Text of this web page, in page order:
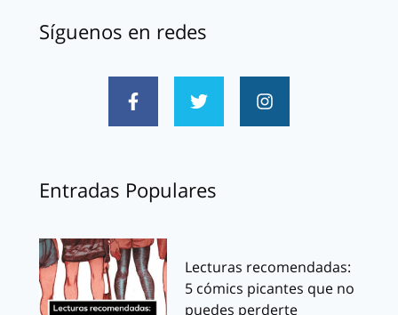
Síguenos en redes
Entradas Populares
Lecturas recomendadas:
5 cómics picantes que no
puedes perderte